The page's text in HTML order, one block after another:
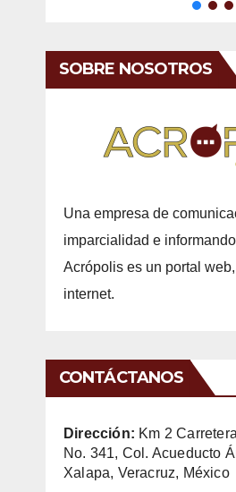
SOBRE NOSOTROS
Una empresa de
imparcialidad e
Acrópolis es un portal
internet.
CONTÁCTANOS
Dirección: Km 2
No. 341, Col. Acueducto
Xalapa, Veracruz, México